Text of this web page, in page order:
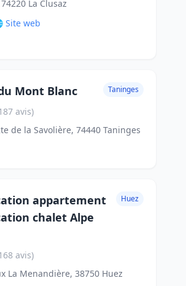
La Clusaz
Site web
Mont Blanc Taninges
avis)
de la Savolière, 74440 Taninges
appartement
chalet Alpe
Huez
avis)
La Menandière, 38750 Huez